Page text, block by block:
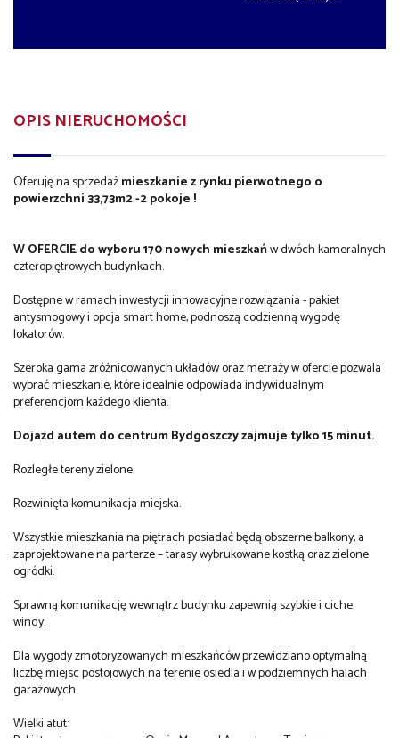
OPIS NIERUCHOMOŚCI
Oferuję na sprzedażmieszkanie z rynku pierwotnego o
powierzchni 33,73m2 -2 pokoje !
W OFERCIE do wyboru 170 nowych mieszkańw dwóch kameralnych
czteropiętrowych budynkach.
Dostępne w ramach inwestycji innowacyjne rozwiązania - pakiet
antysmogowy i opcja smart home, podnoszą codzienną wygodę
lokatorów.
Szeroka gama zróżnicowanych układów oraz metraży w ofercie pozwala
wybrać mieszkanie, które idealnie odpowiada indywidualnym
preferencjom każdego klienta.
Dojazd autem do centrum Bydgoszczy zajmuje tylko 15 minut.
Rozległe tereny zielone.
Rozwinięta komunikacja miejska.
Wszystkie mieszkania na piętrach posiadać będą obszerne balkony, a
zaprojektowane na parterze – tarasy wybrukowane kostką oraz zielone
ogródki.
Sprawną komunikację wewnątrz budynku zapewnią szybkie i ciche
windy.
Dla wygody zmotoryzowanych mieszkańców przewidziano optymalną
liczbę miejsc postojowych na terenie osiedla i w podziemnych halach
garażowych.
Wielki atut: